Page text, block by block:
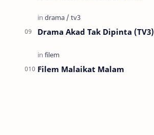
Drama Akad Tak Dipinta (TV3)
Filem Malaikat Malam